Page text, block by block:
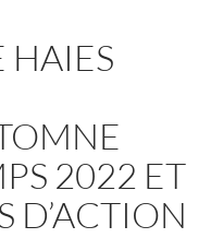
HAIES
2022 ET
D’ACTION